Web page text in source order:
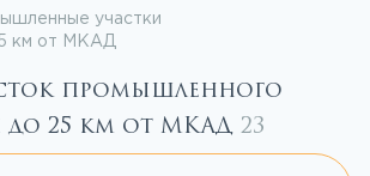
участки
км от МКАД
промышленного
до 25 км от МКАД 23